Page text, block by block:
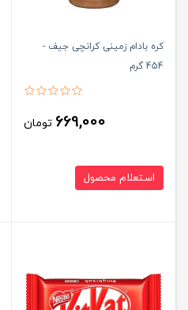
کره بادام زمینی کرانچی جیف -
454 گرم
669,000 تومان
استعلام محصول